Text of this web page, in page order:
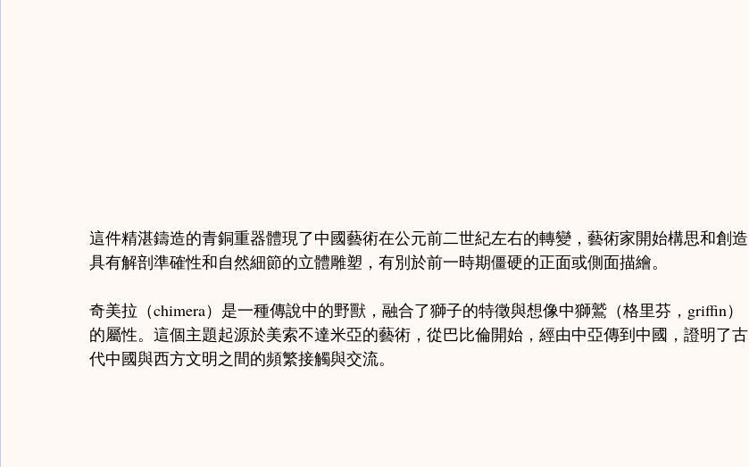
這件精湛鑄造的青銅重器體現了中國藝術在公元前二世紀左右的轉變，藝術家開始構思和創造
具有解剖準確性和自然細節的立體雕塑，有別於前一時期僵硬的正面或側面描繪。
奇美拉（chimera）是一種傳說中的野獸，融合了獅子的特徵與想像中獅鷲（格里芬，griffin）
的屬性。這個主題起源於美索不達米亞的藝術，從巴比倫開始，經由中亞傳到中國，證明了古
代中國與西方文明之間的頻繁接觸與交流。